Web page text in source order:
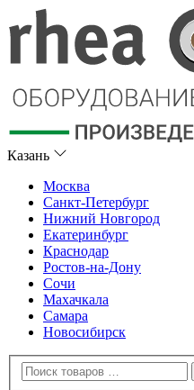
Казань
Москва
Санкт-Петербург
Нижний Новгород
Екатеринбург
Краснодар
Ростов-на-Дону
Сочи
Махачкала
Самара
Новосибирск